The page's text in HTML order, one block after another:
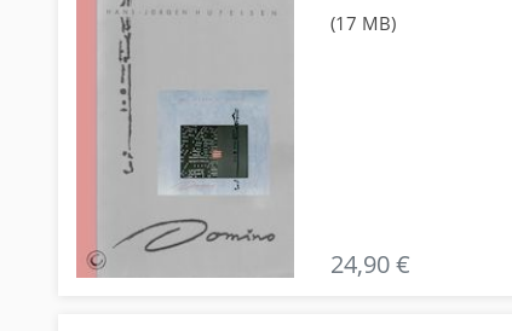
(17 MB)
24,90 €